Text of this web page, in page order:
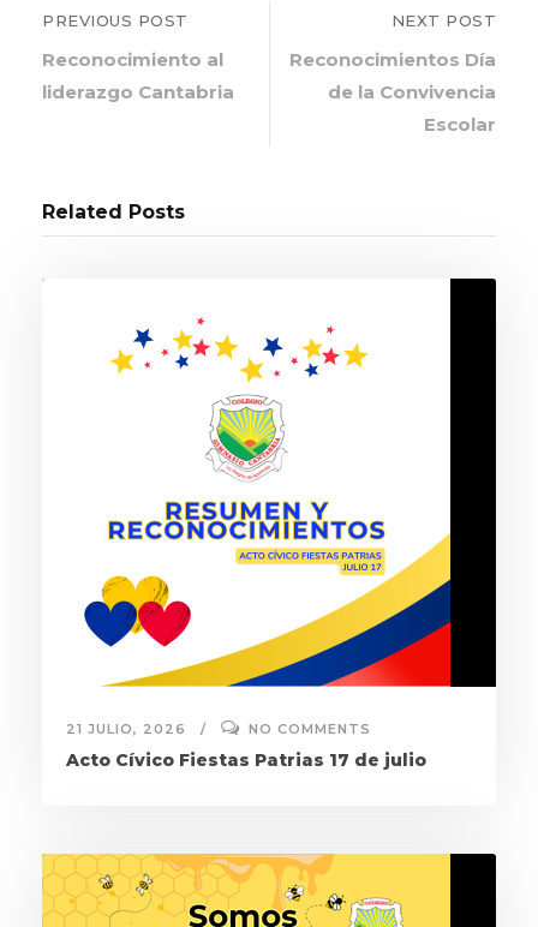
PREVIOUS POST
Reconocimiento al
liderazgo Cantabria
NEXT POST
Reconocimientos Día
de la Convivencia
Escolar
Related Posts
21 JULIO, 2026 NO COMMENTS
Acto Cívico Fiestas Patrias 17 de julio